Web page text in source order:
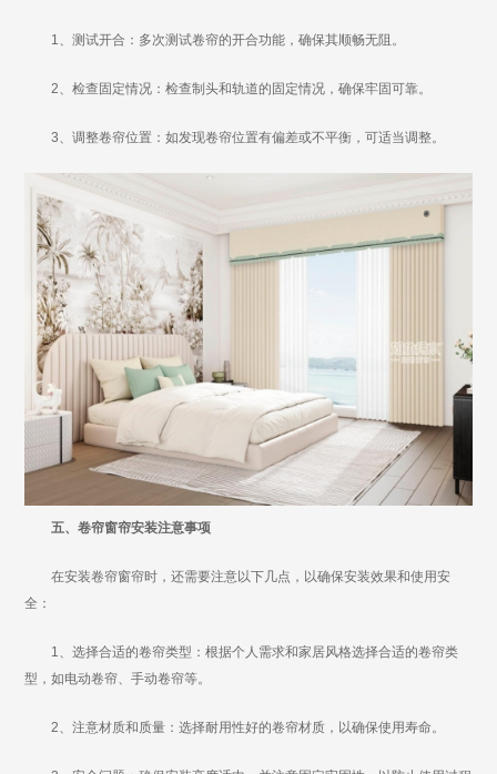
1、测试开合：多次测试卷帘的开合功能，确保其顺畅无阻。
2、检查固定情况：检查制头和轨道的固定情况，确保牢固可靠。
3、调整卷帘位置：如发现卷帘位置有偏差或不平衡，可适当调整。
五、卷帘窗帘安装注意事项
在安装卷帘窗帘时，还需要注意以下几点，以确保安装效果和使用安
全：
1、选择合适的卷帘类型：根据个人需求和家居风格选择合适的卷帘类
型，如电动卷帘、手动卷帘等。
2、注意材质和质量：选择耐用性好的卷帘材质，以确保使用寿命。